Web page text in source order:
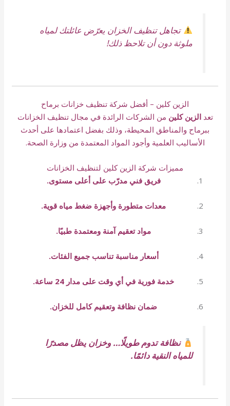
تجاهل تنظيف الخزان يعرّض عائلتك لمياه
ملوثة دون أن تلاحظ ذلك!
الزين كلين – أفضل شركة تنظيف خزانات برماح
تعدالزين كلين من الشركات الرائدة في مجال تنظيف الخزانات
ببرماح والمناطق المحيطة، وذلك بفضل اعتمادها على أحدث
الأساليب العلمية وأجود المواد المعتمدة من وزارة الصحة.
مميزات شركة الزين كلين لتنظيف الخزانات
فريق فني مدرّب على أعلى مستوى.
معدات متطورة وأجهزة ضغط مياه قوية.
مواد تعقيم آمنة ومعتمدة طبيًا.
أسعار مناسبة تناسب جميع الفئات.
خدمة فورية في أي وقت على مدار 24 ساعة.
ضمان نظافة وتعقيم كامل للخزان.
نظافة تدوم طويلًا… وخزان يظل مصدرًا
للمياه النقية دائمًا.